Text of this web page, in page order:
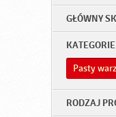
GŁÓWNY
RODZAJ